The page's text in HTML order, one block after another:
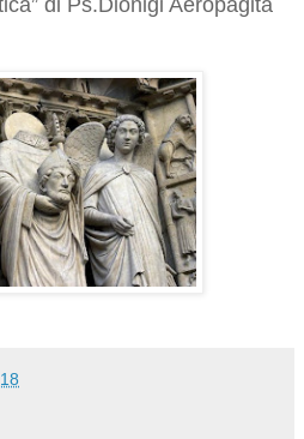
di Ps.Dionigi Aeropagita